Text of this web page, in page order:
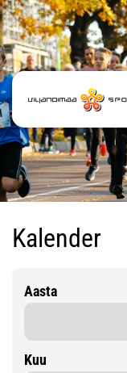
Kalender
Aasta
Kuu